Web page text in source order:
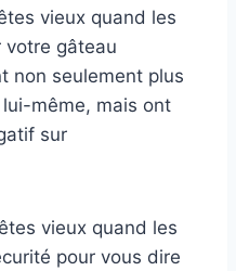
vieux quand les
votre gâteau
non seulement plus
même, mais ont
sur
vieux quand les
pour vous dire